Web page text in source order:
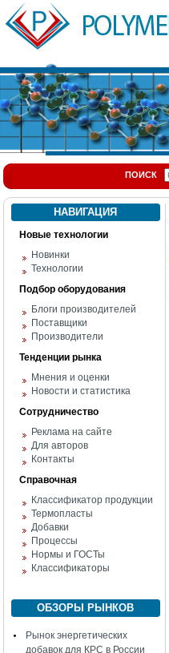
ПОИСК
НАВИГАЦИЯ
Новые технологии
Новинки
Технологии
Подбор оборудования
Блоги производителей
Поставщики
Производители
Тенденции рынка
Мнения и оценки
Новости и статистика
Сотрудничество
Реклама на сайте
Для авторов
Контакты
Справочная
Классификатор продукции
Термопласты
Добавки
Процессы
Нормы и ГОСТы
Классификаторы
ОБЗОРЫ РЫНКОВ
Рынок энергетических
добавок для КРС в России